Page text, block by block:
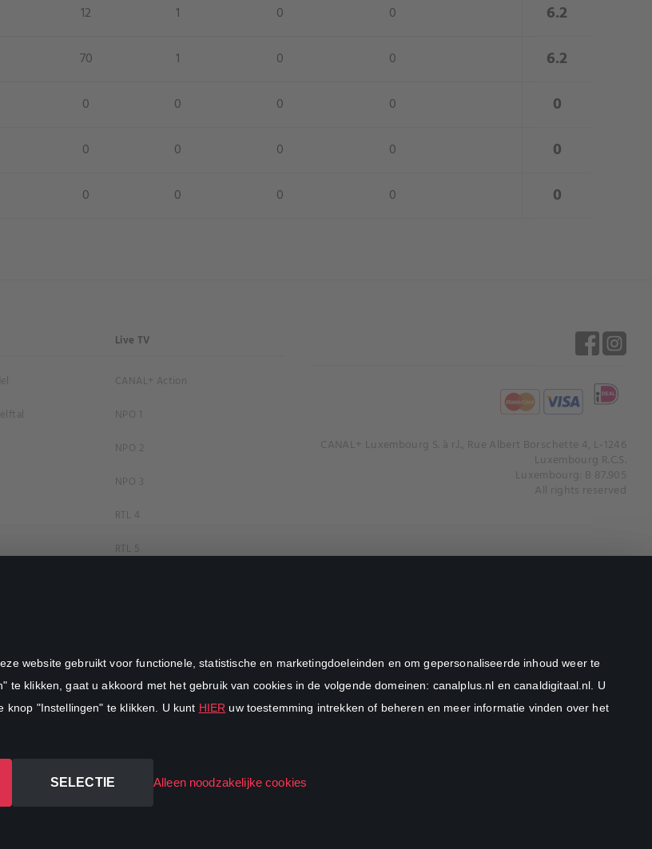
website gebruikt voor functionele, statistische en marketingdoeleinden en om gepersonaliseerde inhoud weer te
te klikken, gaat u akkoord met het gebruik van cookies in de volgende domeinen: canalplus.nl en canaldigitaal.nl. U
knop "Instellingen" te klikken. U kunt HIER uw toestemming intrekken of beheren en meer informatie vinden over het
SELECTIE Alleen noodzakelijke cookies
12 1 0 0 6.2
70 1 0 0 6.2
0 0 0 0 0
0 0 0 0 0
0 0 0 0 0
Live TV
CANAL+ Action
NPO 1
NPO 2
NPO 3
RTL 4
RTL 5
SBS6
Net5
DreamWorks Channel
CANAL+ Luxembourg S. à r.l., Rue Albert Borschette 4, L-1246
Luxembourg R.C.S.
Luxembourg: B 87.905
All rights reserved